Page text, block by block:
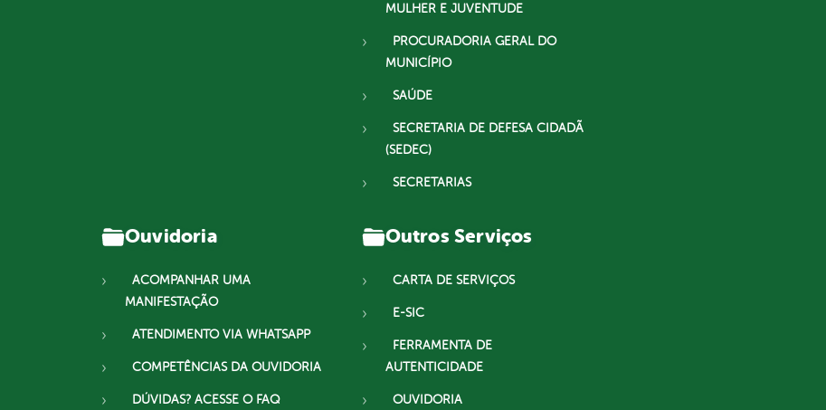
MULHER E JUVENTUDE
PROCURADORIA GERAL DO
MUNICÍPIO
SAÚDE
SECRETARIA DE DEFESA CIDADÃ
(SEDEC)
SECRETARIAS
Ouvidoria
ACOMPANHAR UMA
MANIFESTAÇÃO
ATENDIMENTO VIA WHATSAPP
COMPETÊNCIAS DA OUVIDORIA
DÚVIDAS? ACESSE O FAQ
Outros Serviços
CARTA DE SERVIÇOS
E-SIC
FERRAMENTA DE
AUTENTICIDADE
OUVIDORIA